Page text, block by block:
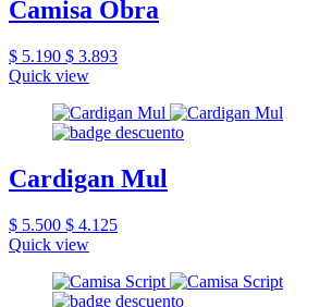
Camisa Obra
$ 5.190 $ 3.893
Quick view
Cardigan Mul
$ 5.500 $ 4.125
Quick view